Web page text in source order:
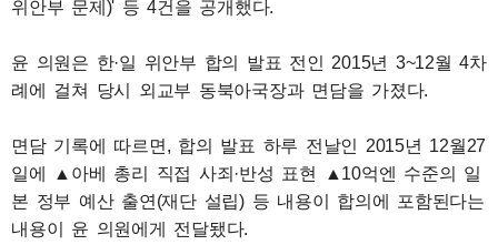
위안부 문제)' 등 4건을 공개했다.
윤 의원은 한·일 위안부 합의 발표 전인 2015년 3~12월 4차
례에 걸쳐 당시 외교부 동북아국장과 면담을 가졌다.
면담 기록에 따르면, 합의 발표 하루 전날인 2015년 12월27
일에 ▲아베 총리 직접 사죄·반성 표현 ▲10억엔 수준의 일
본 정부 예산 출연(재단 설립) 등 내용이 합의에 포함된다는
내용이 윤 의원에게 전달됐다.